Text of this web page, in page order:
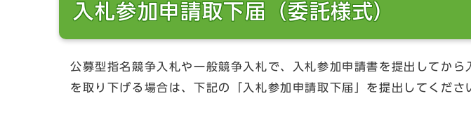
入札参加申請取下届（委託様式）
公募型指名競争入札や一般競争入札で、入札参加申請書を提出してか
を取り下げる場合は、下記の「入札参加申請取下届」を提出してくださ